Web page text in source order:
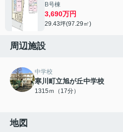
B号棟
3,690万円
29.43坪(97.29㎡)
周辺施設
中学校
寒川町立旭が丘中学校
1315ｍ（17分）
地図